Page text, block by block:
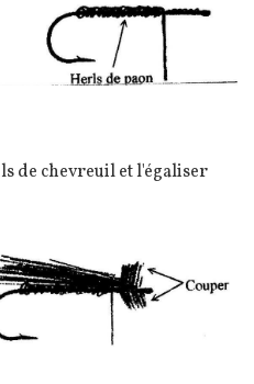
de chevreuil et l'égaliser